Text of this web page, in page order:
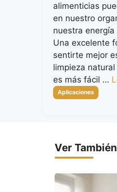
alimenticias
en nuestro
nuestra
Una excelente
sentirte mejor
limpieza
es más fácil …
Categorías
Aplicaciones
Ver También